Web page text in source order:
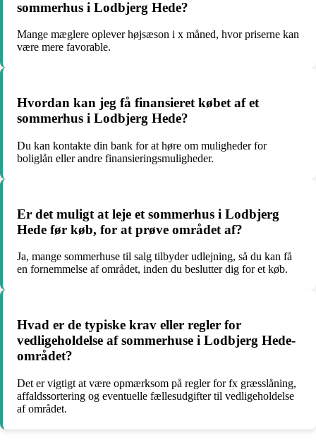
sommerhus i Lodbjerg Hede?
Mange mæglere oplever højsæson i x måned, hvor priserne kan
være mere favorable.
Hvordan kan jeg få finansieret købet af et
sommerhus i Lodbjerg Hede?
Du kan kontakte din bank for at høre om muligheder for
boliglån eller andre finansieringsmuligheder.
Er det muligt at leje et sommerhus i Lodbjerg
Hede før køb, for at prøve området af?
Ja, mange sommerhuse til salg tilbyder udlejning, så du kan få
en fornemmelse af området, inden du beslutter dig for et køb.
Hvad er de typiske krav eller regler for
vedligeholdelse af sommerhuse i Lodbjerg Hede-
området?
Det er vigtigt at være opmærksom på regler for fx græsslåning,
affaldssortering og eventuelle fællesudgifter til vedligeholdelse
af området.